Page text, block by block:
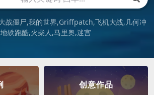
战僵尸 我的世界 Griffpatch 飞机大战 几何冲
地铁跑酷 火柴人 马里奥 迷宫
创意作品